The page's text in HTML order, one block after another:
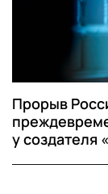
Прорыв
у создателя